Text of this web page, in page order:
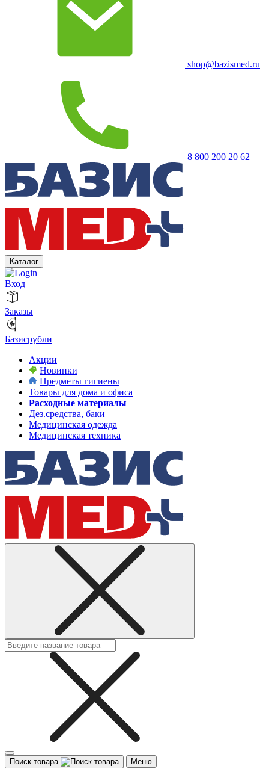
shop@bazismed.ru
8 800 200 20 62
Каталог
Вход
Заказы
Базисрубли
Акции
Новинки
Предметы гигиены
Товары для дома и офиса
Расходные материалы
Дез.средства, баки
Медицинская одежда
Медицинская техника
Поиск товара Меню